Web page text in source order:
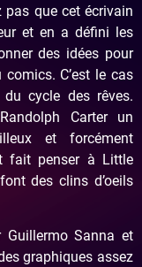
pas que cet écrivain
et en a défini les
des idées pour
C’est le cas
cycle des rêves.
Carter un
et forcément
fait penser à Little
des clins d’oeils
Sanna et
graphiques assez